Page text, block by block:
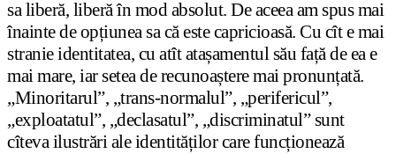
sa liberă, liberă în mod absolut. De aceea am spus mai
înainte de opțiunea sa că este capricioasă. Cu cît e mai
stranie identitatea, cu atît atașamentul său față de ea e
mai mare, iar setea de recunoaștere mai pronunțată.
„Minoritarul”, „trans-normalul”, „perifericul”,
„exploatatul”, „declasatul”, „discriminatul” sunt
cîteva ilustrări ale identităților care funcționează